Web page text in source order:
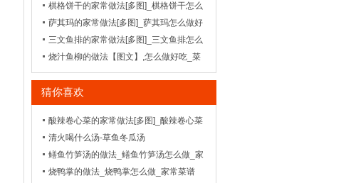
怎么做好吃
棋格饼干的家常做法[多图]_棋格饼干怎么
做好吃-_饼干
萨其玛的家常做法[多图]_萨其玛怎么做好
吃
三文鱼排的家常做法[多图]_三文鱼排怎么
做好吃-_晚餐食谱
烧汁鱼柳的做法【图文】,怎么做好吃_菜
谱_天天美食网
猜你喜欢
酸辣卷心菜的家常做法[多图]_酸辣卷心菜
怎么做好吃-_川菜-
清火喝什么汤-草鱼冬瓜汤
鳝鱼竹笋汤的做法_鳝鱼竹笋汤怎么做_家
常菜谱
烧鸭掌的做法_烧鸭掌怎么做_家常菜谱